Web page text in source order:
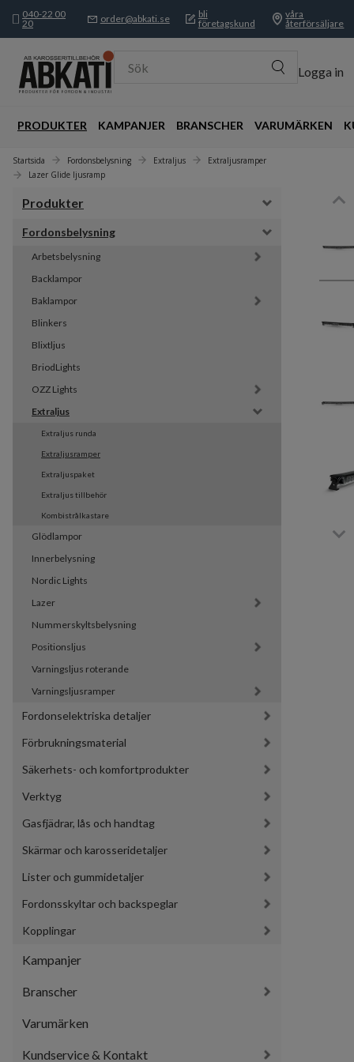
040-22 00
20
order@abkati.se
bli
företagskund
våra
återförsäljare
Sök Logga in
PRODUKTER KAMPANJER BRANSCHER VARUMÄRKEN
Startsida Fordonsbelysning Extraljus
Extraljusramper
Lazer Glide ljusramp
Produkter
Fordonsbelysning
Arbetsbelysning
Backlampor
Baklampor
Blinkers
Blixtljus
BriodLights
OZZ Lights
Extraljus
Extraljus runda
Extraljusramper
Extraljuspaket
Extraljus tillbehör
Kombistrålkastare
Glödlampor
Innerbelysning
Nordic Lights
Lazer
Nummerskyltsbelysning
Positionsljus
Varningsljus roterande
Varningsljusramper
Fordonselektriska detaljer
Förbrukningsmaterial
Säkerhets- och komfortprodukter
Verktyg
Gasfjädrar, lås och handtag
Skärmar och karosseridetaljer
Lister och gummidetaljer
Fordonsskyltar och backspeglar
Kopplingar
Kampanjer
Branscher
Varumärken
Kundservice & Kontakt